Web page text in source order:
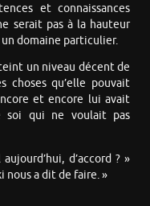
et connaissances
serait pas à la hauteur
domaine particulier.
un niveau décent de
choses qu’elle pouvait
et encore lui avait
soi qui ne voulait pas
d’accord ? »
nous a dit de faire. »